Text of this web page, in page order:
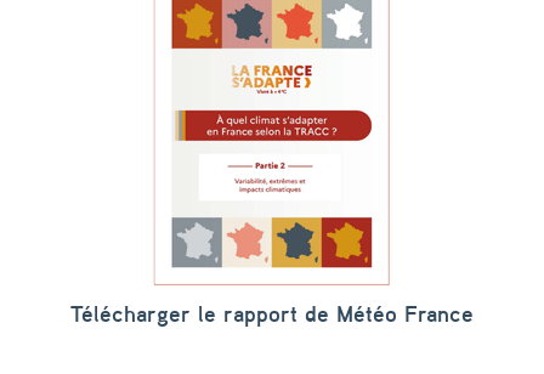
Télécharger le rapport de Météo France